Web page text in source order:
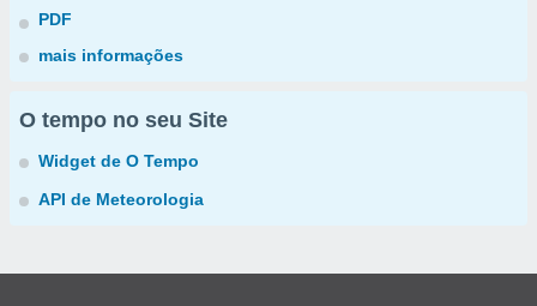
PDF
mais informações
O tempo no seu Site
Widget de O Tempo
API de Meteorologia